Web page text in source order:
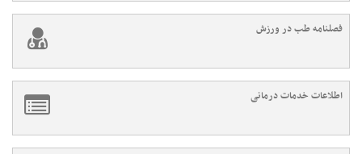
فصلنامه طب در ورزش
اطلاعات خدمات درمانی